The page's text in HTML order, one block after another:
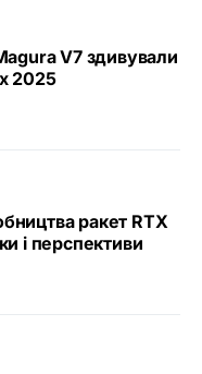
V7 здивували
2025
ракет RTX
і перспективи